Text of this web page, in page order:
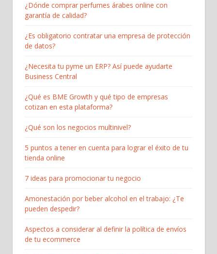
¿Dónde comprar perfumes árabes online con
garantía de calidad?
¿Es obligatorio contratar una empresa de protección
de datos?
¿Necesita tu pyme un ERP? Así puede ayudarte
Business Central
¿Qué es BME Growth y qué tipo de empresas
cotizan en esta plataforma?
¿Qué son los negocios multinivel?
5 puntos a tener en cuenta para lograr el éxito de tu
tienda online
7 ideas para promocionar tu negocio
Amonestación por beber alcohol en el trabajo: ¿Te
pueden despedir?
Aspectos a considerar al definir la política de envíos
de tu ecommerce